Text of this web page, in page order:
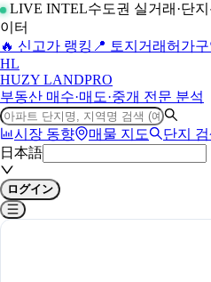
LIVE INTEL수도권 실거래·단
이터
🔥 신고가 랭킹 📍 토지거래허가구
HL
HUZY LANDPRO
부동산 매수·매도·중개 전문 분석
시장 동향 매물 지도 단지 검
日本語
ログイン